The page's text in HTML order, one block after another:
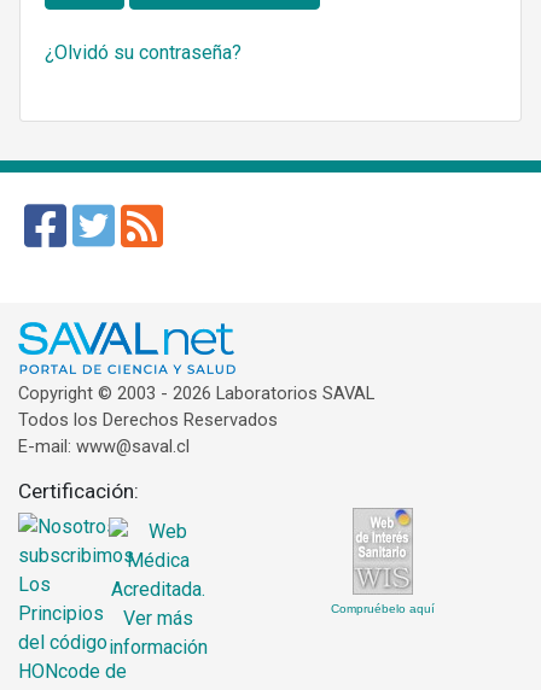
¿Olvidó su contraseña?
Copyright © 2003 - 2026 Laboratorios SAVAL
Todos los Derechos Reservados
E-mail: www@saval.cl
Certificación:
Compruébelo aquí